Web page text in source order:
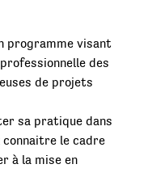
programme visant
des
de projets
sa pratique dans
connaitre le cadre
à la mise en